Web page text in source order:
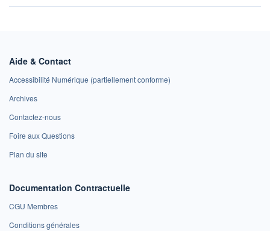
Aide & Contact
Accessibilité Numérique (partiellement conforme)
Archives
Contactez-nous
Foire aux Questions
Plan du site
Documentation Contractuelle
CGU Membres
Conditions générales